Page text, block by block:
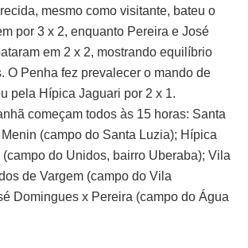
mesmo como visitante, bateu o
por 3 x 2, enquanto Pereira e José
em 2 x 2, mostrando equilíbrio
O Penha fez prevalecer o mando de
pela Hípica Jaguari por 2 x 1.
começam todos às 15 horas: Santa
(campo do Santa Luzia); Hípica
do Unidos, bairro Uberaba); Vila
de Vargem (campo do Vila
Domingues x Pereira (campo do Água